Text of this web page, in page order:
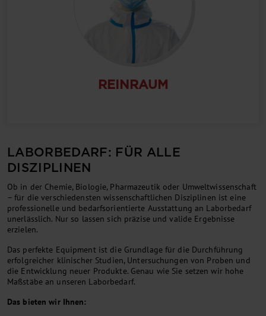
REINRAUM
LABORBEDARF: FÜR ALLE
DISZIPLINEN
Ob in der Chemie, Biologie, Pharmazeutik oder Umweltwissenschaft
– für die verschiedensten wissenschaftlichen Disziplinen ist eine
professionelle und bedarfsorientierte Ausstattung an Laborbedarf
unerlässlich. Nur so lassen sich präzise und valide Ergebnisse
erzielen.
Das perfekte Equipment ist die Grundlage für die Durchführung
erfolgreicher klinischer Studien, Untersuchungen von Proben und
die Entwicklung neuer Produkte. Genau wie Sie setzen wir hohe
Maßstäbe an unseren Laborbedarf.
Das bieten wir Ihnen: